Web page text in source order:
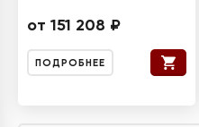
от 151 208 ₽
ПОДРОБНЕЕ